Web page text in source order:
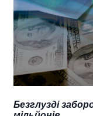
Безглузді